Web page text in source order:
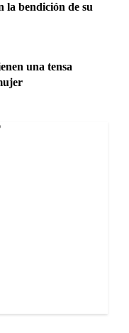
la bendición de su
una tensa